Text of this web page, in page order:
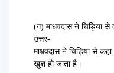
(ग) माधवदास ने चिड़िया से
उत्तर-
माधवदास ने चिड़िया से
खुश हो जाता है।